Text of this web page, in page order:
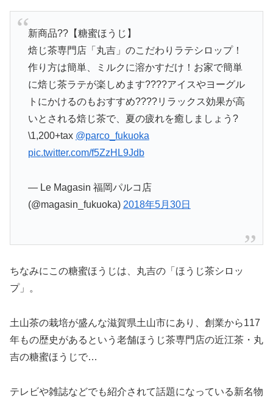
新商品??【糖蜜ほうじ】
焙じ茶専門店「丸吉」のこだわりラテシロップ！
作り方は簡単、ミルクに溶かすだけ！お家で簡単
に焙じ茶ラテが楽しめます????アイスやヨーグル
トにかけるのもおすすめ????リラックス効果が高
いとされる焙じ茶で、夏の疲れを癒しましょう?
\1,200+tax @parco_fukuoka
pic.twitter.com/f5ZzHL9Jdb
— Le Magasin 福岡パルコ店
(@magasin_fukuoka) 2018年5月30日
ちなみにこの糖蜜ほうじは、丸吉の「ほうじ茶シロッ
プ」。
土山茶の栽培が盛んな滋賀県土山市にあり、創業から117
年もの歴史があるという老舗ほうじ茶専門店の近江茶・丸
吉の糖蜜ほうじで…
テレビや雑誌などでも紹介されて話題になっている新名物